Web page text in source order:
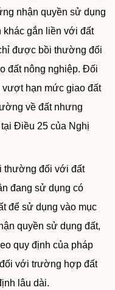
nhận quyền sử dụng
khác gắn liền với đất
được bồi thường đối
đất nông nghiệp. Đối
vượt hạn mức giao đất
về đất nhưng
Điều 25 của Nghị
thường đối với đất
đang sử dụng có
để sử dụng vào mục
quyền sử dụng đất,
quy định của pháp
với trường hợp đất
lâu dài.